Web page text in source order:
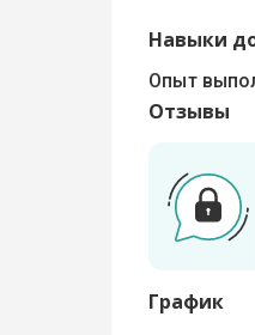
Навыки
Опыт
Отзывы
График